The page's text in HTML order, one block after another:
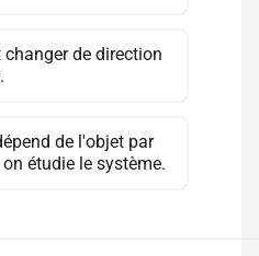
changer de direction
de l'objet par
étudie le système.